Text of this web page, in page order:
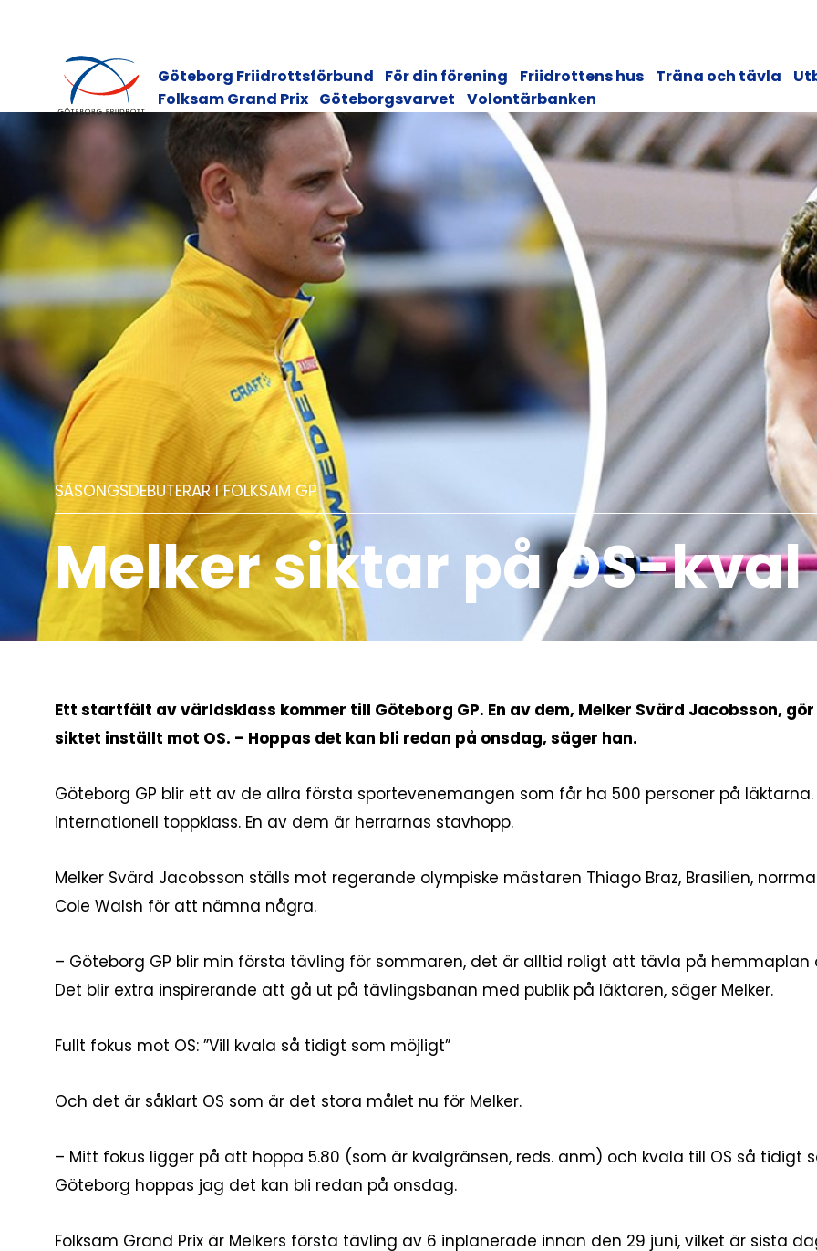
Göteborg Friidrottsförbund För din förening Friidrottens hus Träna och tävla
Folksam Grand Prix Göteborgsvarvet Volontärbanken
SÄSONGSDEBUTERAR I FOLKSAM GP
Melker siktar på OS-kval
Ett startfält av världsklass kommer till Göteborg GP. En av dem, Melker Svärd Jacobsson,
siktet inställt mot OS. – Hoppas det kan bli redan på onsdag, säger han.
Göteborg GP blir ett av de allra första sportevenemangen som får ha 500 personer på
internationell toppklass. En av dem är herrarnas stavhopp.
Melker Svärd Jacobsson ställs mot regerande olympiske mästaren Thiago Braz, Brasilien,
Cole Walsh för att nämna några.
– Göteborg GP blir min första tävling för sommaren, det är alltid roligt att tävla på hemmaplan
Det blir extra inspirerande att gå ut på tävlingsbanan med publik på läktaren, säger Melker.
Fullt fokus mot OS: ”Vill kvala så tidigt som möjligt”
Och det är såklart OS som är det stora målet nu för Melker.
– Mitt fokus ligger på att hoppa 5.80 (som är kvalgränsen, reds. anm) och kvala till OS så
Göteborg hoppas jag det kan bli redan på onsdag.
Folksam Grand Prix är Melkers första tävling av 6 inplanerade innan den 29 juni, vilket är sista